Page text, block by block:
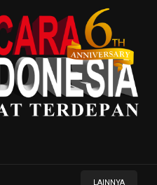
LAINNYA